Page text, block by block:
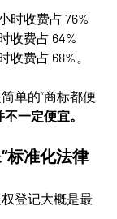
时收费占 76%
收费占 64%
收费占 68% 。
单的“商标都便
一定便宜。
标准化法律
登记大概是最